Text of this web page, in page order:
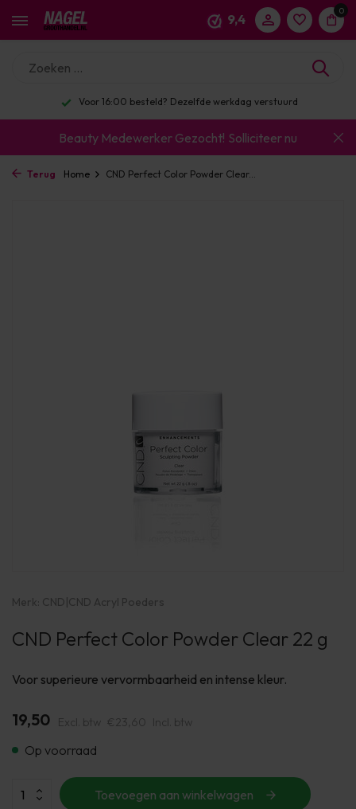
9,4
0
Voor 16:00 besteld? Dezelfde werkdag verstuurd
Beauty Medewerker Gezocht! Solliciteer nu
Terug Home CND Perfect Color Powder Clear...
Merk: CND|CND Acryl Poeders
CND Perfect Color Powder Clear 22 g
Voor superieure vervormbaarheid en intense kleur.
19,50 Excl. btw €23,60 Incl. btw
Op voorraad
Toevoegen aan winkelwagen